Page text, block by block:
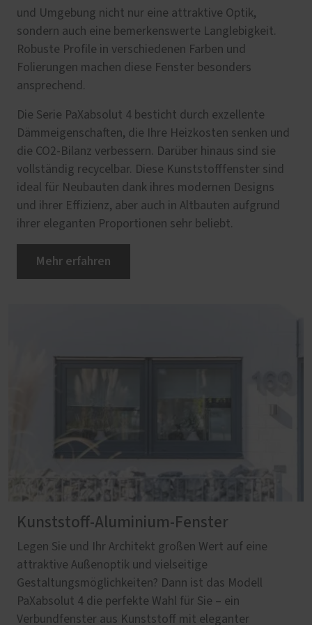
und Umgebung nicht nur eine attraktive Optik,
sondern auch eine bemerkenswerte Langlebigkeit.
Robuste Profile in verschiedenen Farben und
Folierungen machen diese Fenster besonders
ansprechend.
Die Serie PaXabsolut 4 besticht durch exzellente
Dämmeigenschaften, die Ihre Heizkosten senken und
die CO2-Bilanz verbessern. Darüber hinaus sind sie
vollständig recycelbar. Diese Kunststofffenster sind
ideal für Neubauten dank ihres modernen Designs
und ihrer Effizienz, aber auch in Altbauten aufgrund
ihrer eleganten Proportionen sehr beliebt.
Mehr erfahren
Kunststoff-Aluminium-Fenster
Legen Sie und Ihr Architekt großen Wert auf eine
attraktive Außenoptik und vielseitige
Gestaltungsmöglichkeiten? Dann ist das Modell
PaXabsolut 4 die perfekte Wahl für Sie – ein
Verbundfenster aus Kunststoff mit eleganter